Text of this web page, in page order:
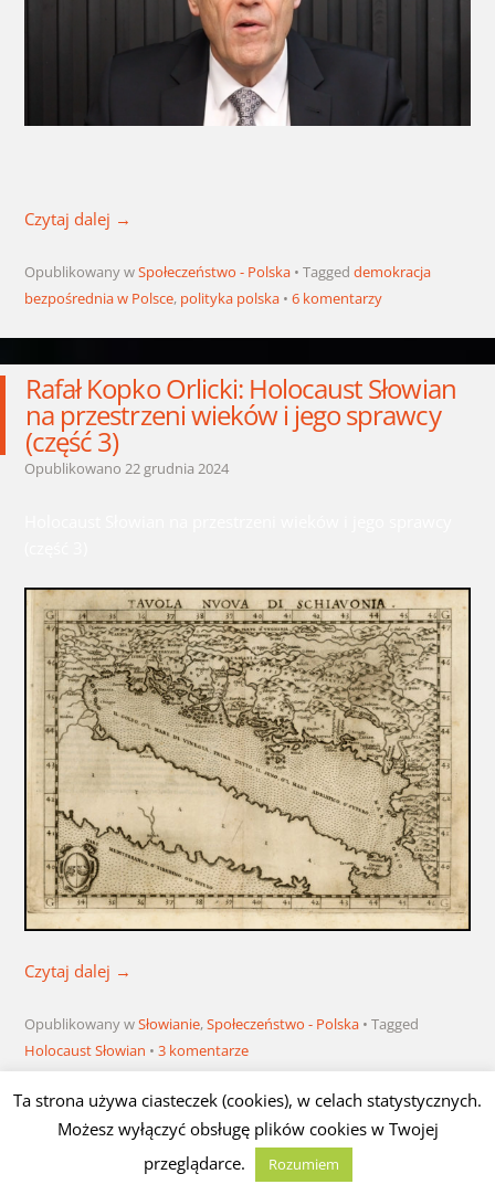
Czytaj dalej →
Opublikowany wSpołeczeństwo - Polska Tagged demokracja
bezpośrednia w Polsce, polityka polska 6 komentarzy
Rafał Kopko Orlicki: Holocaust Słowian
na przestrzeni wieków i jego sprawcy
(część 3)
Opublikowano 22 grudnia 2024
Czytaj dalej →
Opublikowany wSłowianie,Społeczeństwo - Polska
Tagged
Holocaust Słowian
3 komentarze
Wystawa „Fortece na bagnach” w
Ta strona używa ciasteczek (cookies), w celach statystycznych.
Możesz wyłączyć obsługę plików cookies w Twojej
przeglądarce.
Rozumiem